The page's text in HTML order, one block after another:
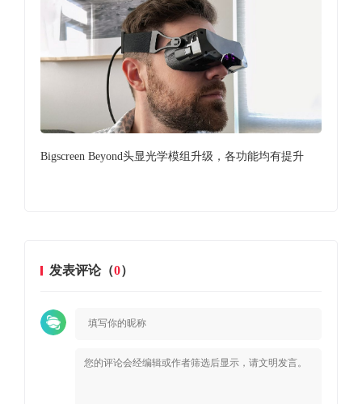
Bigscreen Beyond头显光学模组升级，各功能均有提升
发表评论（0）